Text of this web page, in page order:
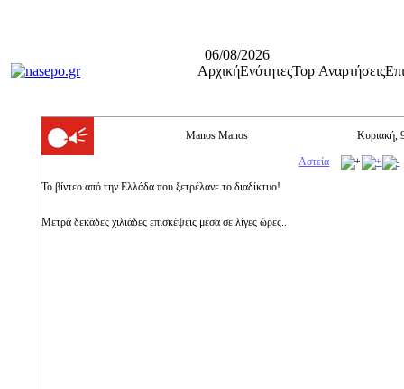
06/08/2026
ΑρχικήΕνότητεςTop Αναρτήσεις
Manos Manos Κυριακή,
Αστεία
To βίντεο από την Ελλάδα που ξετρέλανε το διαδίκτυο!
Μετρά δεκάδες χιλιάδες επισκέψεις μέσα σε λίγες ώρες..